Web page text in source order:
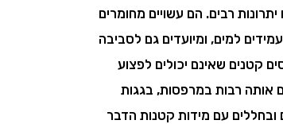
רבים. הם עשויים מחומרים
למים, ומיועדים גם לסביבה
קטנים שאינם יכולים לפצוע
אותה רבות במרפסות, בגגות
עם מידות קטנות הדבר